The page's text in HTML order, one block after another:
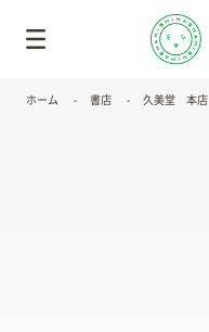
ホーム 書店 久美堂 本店